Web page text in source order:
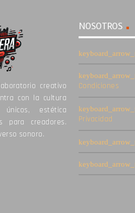
creativo
con la cultura
estética
para creadores.
sonoro.
NOSOTROS
Condiciones
Privacidad